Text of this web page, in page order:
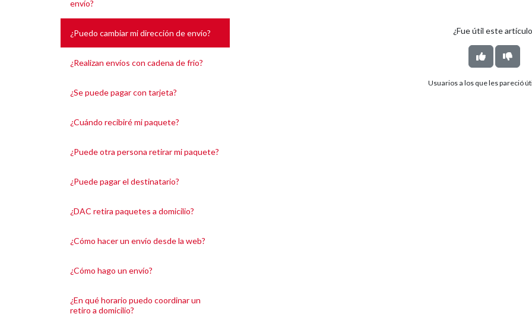
envío?
¿Puedo cambiar mi dirección de envío?
¿Realizan envíos con cadena de frio?
¿Se puede pagar con tarjeta?
¿Cuándo recibiré mi paquete?
¿Puede otra persona retirar mi paquete?
¿Puede pagar el destinatario?
¿DAC retira paquetes a domicilio?
¿Cómo hacer un envío desde la web?
¿Cómo hago un envío?
¿En qué horario puedo coordinar un
retiro a domicilio?
¿Fue útil este
Usuarios a los que les pareció